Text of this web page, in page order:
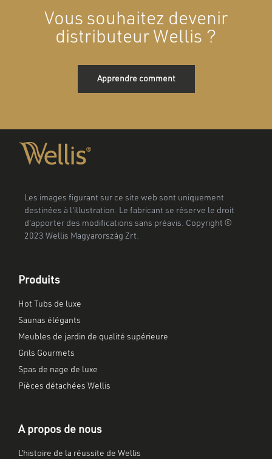
Vous souhaitez devenir
distributeur Wellis ?
Apprendre comment
Les images figurant sur ce site web sont uniquement
destinées à l'illustration. Le fabricant se réserve le droit
d'apporter des modifications sans préavis. Copyright ©
2023 Wellis Magyarország Zrt.
Produits
Hot Tubs de luxe
Saunas élégants
Meubles de jardin de qualité supérieure
Grils Gourmets
Spas de nage de luxe
Pièces détachées Wellis
A propos de nous
L’histoire de la réussite de Wellis